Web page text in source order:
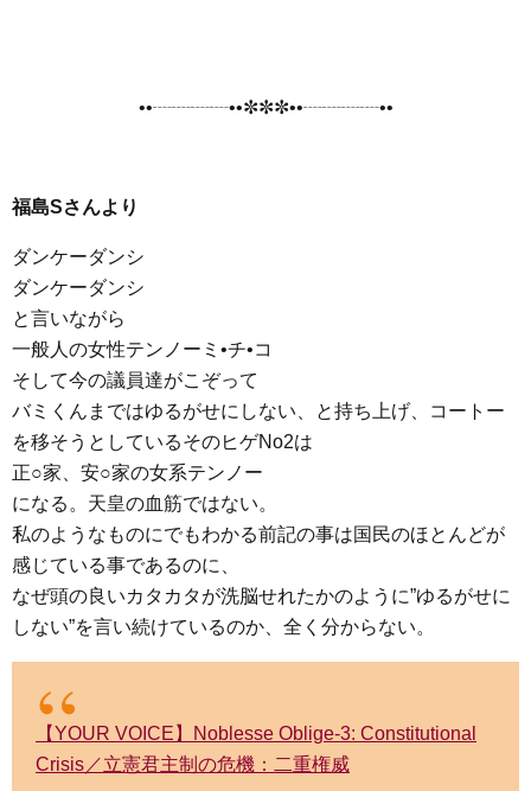
••┈┈┈┈••✼✼✼••┈┈┈┈••
福島Sさんより
ダンケーダンシ
ダンケーダンシ
と言いながら
一般人の女性テンノーミ•チ•コ
そして今の議員達がこぞって
バミくんまではゆるがせにしない、と持ち上げ、コートー
を移そうとしているそのヒゲNo2は
正○家、安○家の女系テンノー
になる。天皇の血筋ではない。
私のようなものにでもわかる前記の事は国民のほとんどが
感じている事であるのに、
なぜ頭の良いカタカタが洗脳せれたかのように”ゆるがせに
しない”を言い続けているのか、全く分からない。
【YOUR VOICE】Noblesse Oblige-3: Constitutional
Crisis／立憲君主制の危機：二重権威